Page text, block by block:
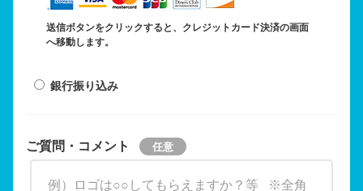
送信ボタンをクリックすると、クレジットカード決済の画面
へ移動します。
銀行振り込み
ご質問・コメント